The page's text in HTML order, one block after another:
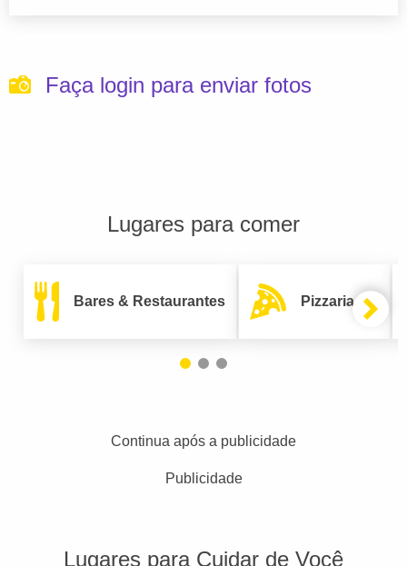
Faça login para enviar fotos
Lugares para comer
Bares & Restaurantes Pizzarias
Continua após a publicidade
Publicidade
Lugares para Cuidar de Você